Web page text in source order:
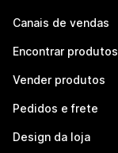
Canais de vendas
Encontrar produtos
Vender produtos
Pedidos e frete
Design da loja